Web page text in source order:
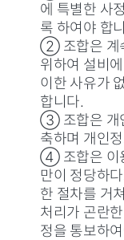
에 특별한 사
록 하여야 합
② 조합은 계
위하여 설비
이한 사유가
합니다.
③ 조합은 개
축하며 개인
④ 조합은 이
만이 정당하
한 절차를 거
처리가 곤란
정을 통보하